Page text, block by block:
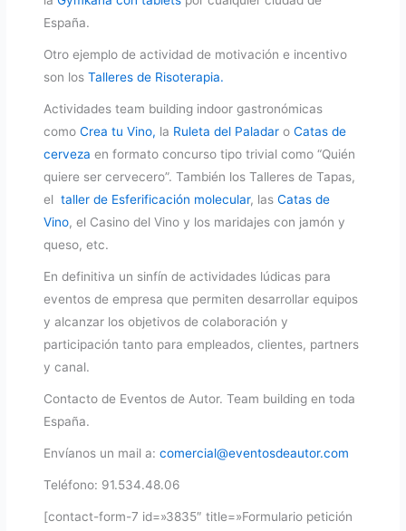
España.
Otro ejemplo de actividad de motivación e incentivo
son losTalleres de Risoterapia.
Actividades team building indoor gastronómicas
comoCrea tu Vino, la Ruleta del Paladar oCatas de
cerveza en formato concurso tipo trivial como “Quién
quiere ser cervecero”. También los Talleres de Tapas,
eltaller de Esferificación molecular, lasCatas de
Vino, el Casino del Vino y los maridajes con jamón y
queso, etc.
En definitiva un sinfín de actividades lúdicas para
eventos de empresa que permiten desarrollar equipos
y alcanzar los objetivos de colaboración y
participación tanto para empleados, clientes, partners
y canal.
Contacto de Eventos de Autor. Team building en toda
España.
Envíanos un mail a:comercial@eventosdeautor.com
Teléfono: 91.534.48.06
[contact-form-7 id=»3835″ title=»Formulario petición